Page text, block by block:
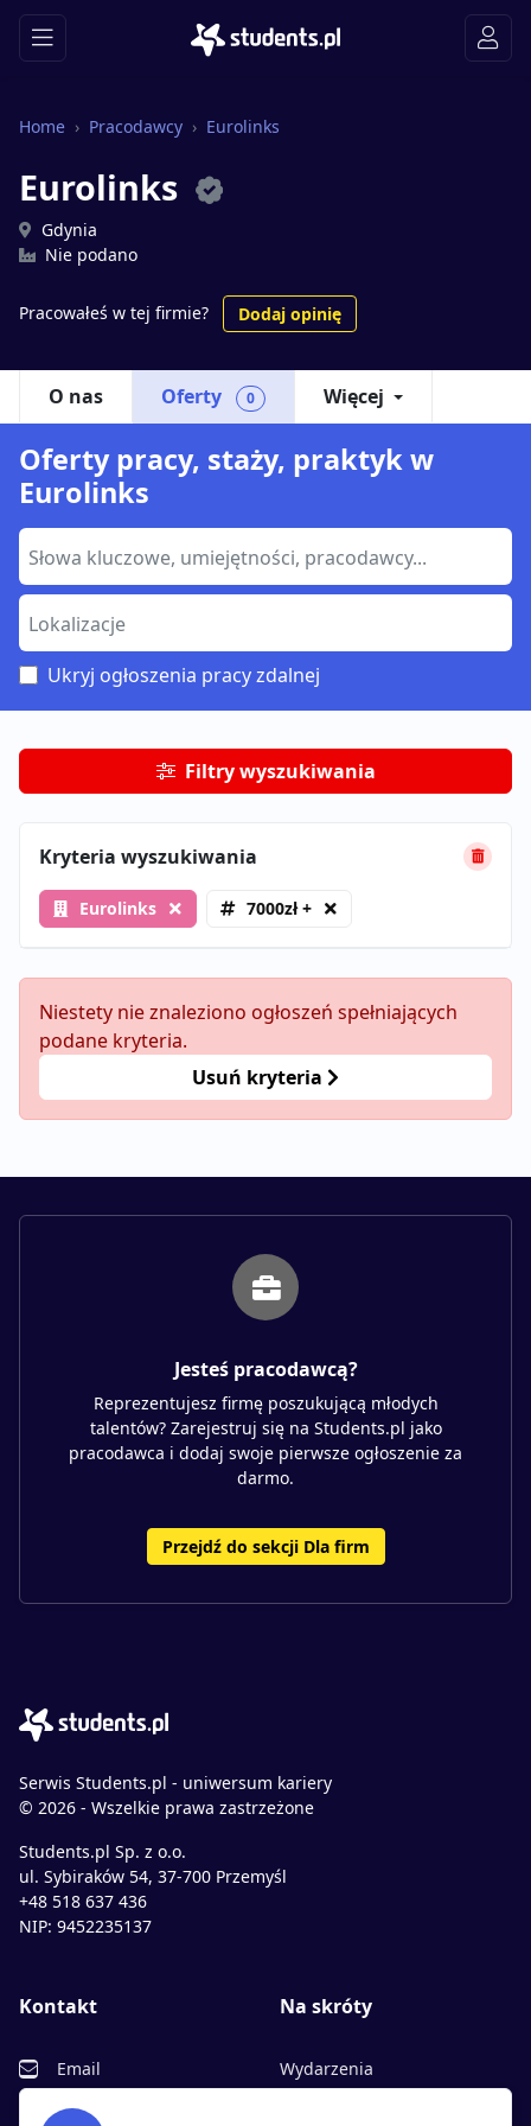
Home Pracodawcy Eurolinks
Eurolinks
Gdynia
Nie podano
Pracowałeś w tej firmie? Dodaj opinię
O nas Oferty 0 Więcej
Oferty pracy, staży, praktyk w
Eurolinks
Ukryj ogłoszenia pracy zdalnej
Filtry wyszukiwania
Kryteria wyszukiwania
Eurolinks 7000zł +
Niestety nie znaleziono ogłoszeń spełniających
podane kryteria.
Usuń kryteria
Jesteś pracodawcą?
Reprezentujesz firmę poszukującą młodych
talentów? Zarejestruj się na Students.pl jako
pracodawca i dodaj swoje pierwsze ogłoszenie za
darmo.
Przejdź do sekcji Dla firm
Serwis Students.pl - uniwersum kariery
© 2026 - Wszelkie prawa zastrzeżone
Students.pl Sp. z o.o.
ul. Sybiraków 54, 37-700 Przemyśl
+48 518 637 436
NIP: 9452235137
Kontakt
Email
Facebook
Na skróty
Wydarzenia